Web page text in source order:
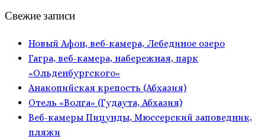
Свежие записи
Новый Афон, веб-камера, Лебединое озеро
Гагра, веб-камера, набережная, парк
«Ольденбургского»
Анакопийская крепость (Абхазия)
Отель «Волга» (Гудаута, Абхазия)
Веб-камеры Пицунды, Мюссерский заповедник,
пляжи